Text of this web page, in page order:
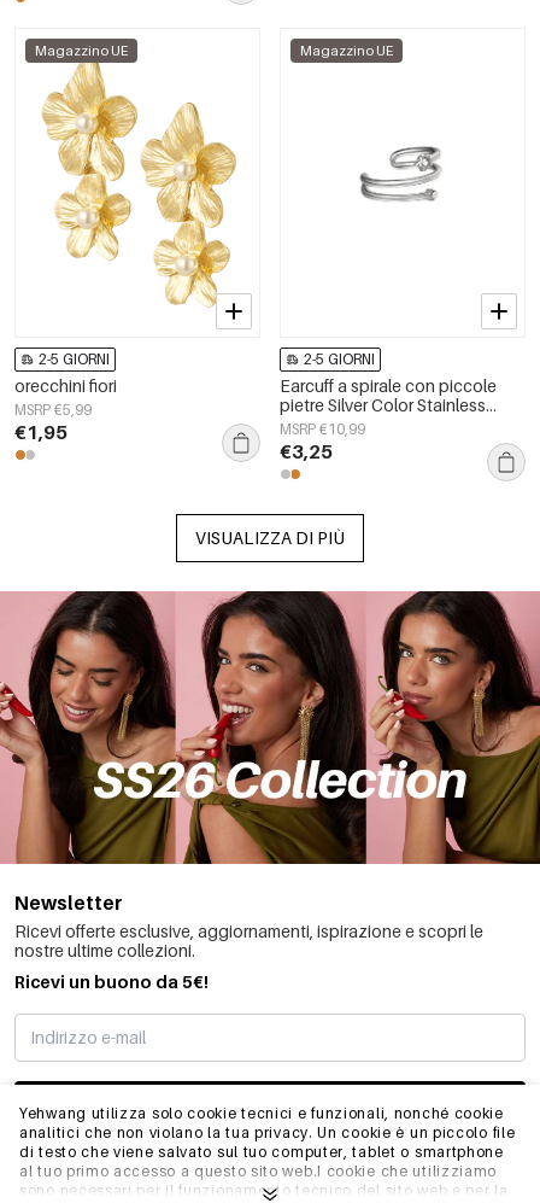
Yehwang utilizza solo cookie tecnici e funzionali, nonché cookie
analitici che non violano la tua privacy. Un cookie è un piccolo file
di testo che viene salvato sul tuo computer, tablet o smartphone
al tuo primo accesso a questo sito web.I cookie che utilizziamo
sono necessari per il funzionamento tecnico del sito web e per la
Magazzino UE
2-5 GIORNI
orecchini fiori
MSRP €5,99
€1,95
Magazzino UE
2-5 GIORNI
Earcuff a spirale con piccole
pietre Silver Color Stainless
Steel
MSRP €10,99
€3,25
VISUALIZZA DI PIÙ
Newsletter
Ricevi offerte esclusive, aggiornamenti, ispirazione e scopri le
nostre ultime collezioni.
Ricevi un buono da 5€!
MI STO REGISTRANDO
INFO